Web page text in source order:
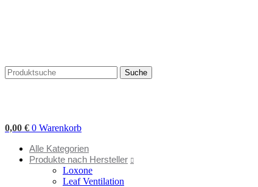
Suche
0,00 € 0 Warenkorb
Alle Kategorien
Produkte nach Hersteller
Loxone
Leaf Ventilation